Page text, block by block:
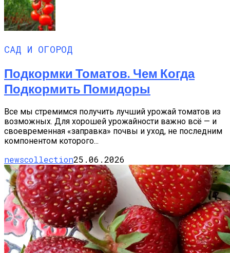
САД И ОГОРОД
Подкормки Томатов. Чем Когда
Подкормить Помидоры
Все мы стремимся получить лучший урожай томатов из
возможных. Для хорошей урожайности важно всё — и
своевременная «заправка» почвы и уход, не последним
компонентом которого...
newscollection25.06.2026